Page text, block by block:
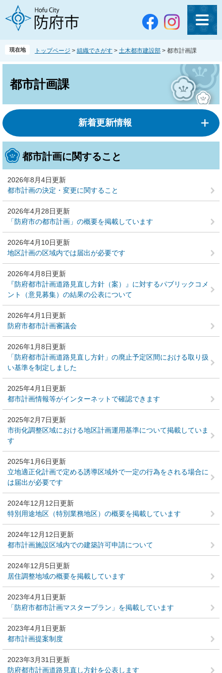
へ
現在地 トップページ > 組織でさがす > 土木都市建設部 > 都市計画課
都市計画課
新着更新情報
都市計画に関すること
2026年8月4日更新
都市計画の決定・変更に関すること
2026年4月28日更新
「防府市の都市計画」の概要を掲載しています
2026年4月10日更新
地区計画の区域内では届出が必要です
2026年4月8日更新
『防府都市計画道路見直し方針（案）』に対するパブリックコメ
ント（意見募集）の結果の公表について
2026年4月1日更新
防府市都市計画審議会
2026年1月8日更新
「防府都市計画道路見直し方針」の廃止予定区間における取り扱
い基準を制定しました
2025年4月1日更新
都市計画情報等がインターネットで確認できます
2025年2月7日更新
市街化調整区域における地区計画運用基準について掲載していま
す
2025年1月6日更新
立地適正化計画で定める誘導区域外で一定の行為をされる場合に
は届出が必要です
2024年12月12日更新
特別用途地区（特別業務地区）の概要を掲載しています
2024年12月12日更新
都市計画施設区域内での建築許可申請について
2024年12月5日更新
居住調整地域の概要を掲載しています
2023年4月1日更新
「防府市都市計画マスタープラン」を掲載しています
2023年4月1日更新
都市計画提案制度
2023年3月31日更新
防府都市計画道路見直し方針を公表します